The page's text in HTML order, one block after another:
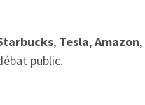
, Tesla,Amazon,
public.